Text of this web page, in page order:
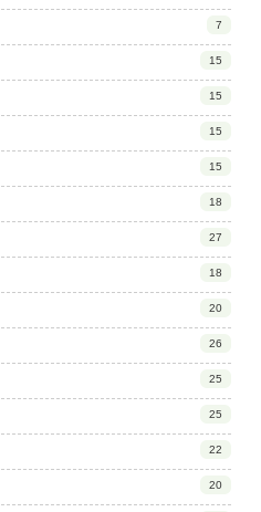
7
15
15
15
15
18
27
18
20
26
25
25
22
20